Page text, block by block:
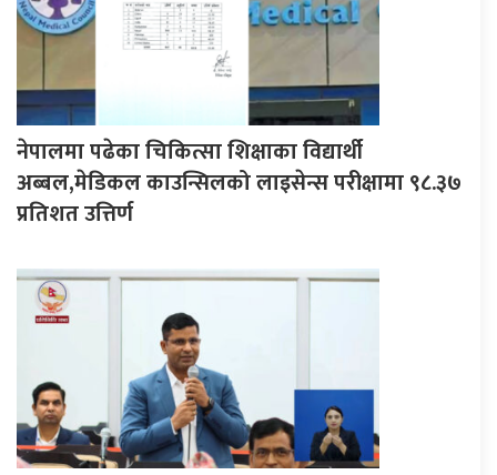
नेपालमा पढेका चिकित्सा शिक्षाका विद्यार्थी
अब्बल,मेडिकल काउन्सिलको लाइसेन्स परीक्षामा ९८.३७
प्रतिशत उत्तिर्ण